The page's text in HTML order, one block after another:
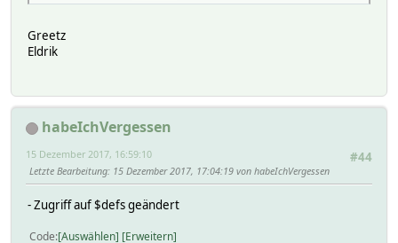
Greetz
Eldrik
habeIchVergessen
#44
15 Dezember 2017, 16:59:10
Letzte Bearbeitung: 15 Dezember 2017, 17:04:19 von habeIchVergessen
- Zugriff auf $defs geändert
Code Auswählen Erweitern